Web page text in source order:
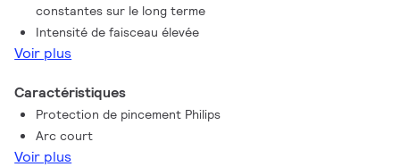
constantes sur le long terme
Intensité de faisceau élevée
Voir plus
Caractéristiques
Protection de pincement Philips
Arc court
Voir plus